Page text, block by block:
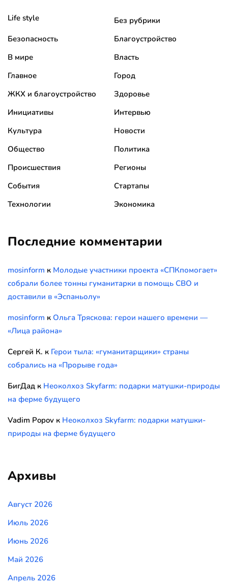
Life style
Без рубрики
Безопасность
Благоустройство
В мире
Власть
Главное
Город
ЖКХ и благоустройство
Здоровье
Инициативы
Интервью
Культура
Новости
Общество
Политика
Происшествия
Регионы
События
Стартапы
Технологии
Экономика
Последние комментарии
mosinform к Молодые участники проекта «СПКпомогает»
собрали более тонны гуманитарки в помощь СВО и
доставили в «Эспаньолу»
mosinform к Ольга Тряскова: герои нашего времени —
«Лица района»
Сергей К. к Герои тыла: «гуманитарщики» страны
собрались на «Прорыве года»
БигДад к Неоколхоз Skyfarm: подарки матушки-природы
на ферме будущего
Vadim Popov к Неоколхоз Skyfarm: подарки матушки-
природы на ферме будущего
Архивы
Август 2026
Июль 2026
Июнь 2026
Май 2026
Апрель 2026